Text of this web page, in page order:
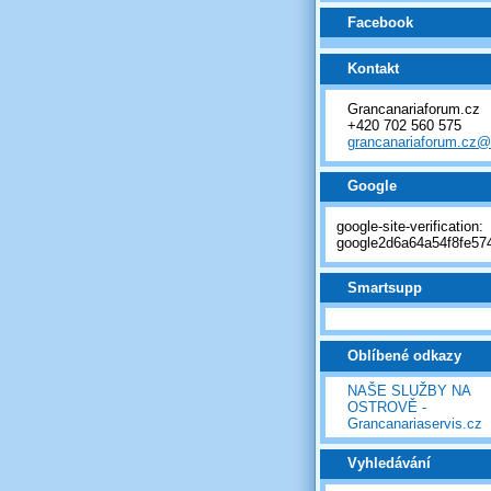
Facebook
Kontakt
Grancanariaforum.cz
+420 702 560 575
Google
google-site-verification:
Smartsupp
Oblíbené odkazy
NAŠE SLUŽBY NA
OSTROVĚ -
Grancanariaservis.cz
Vyhledávání